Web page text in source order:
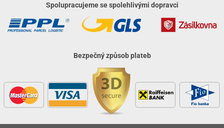
Spolupracujeme se spolehlivými dopravci
Bezpečný způsob plateb